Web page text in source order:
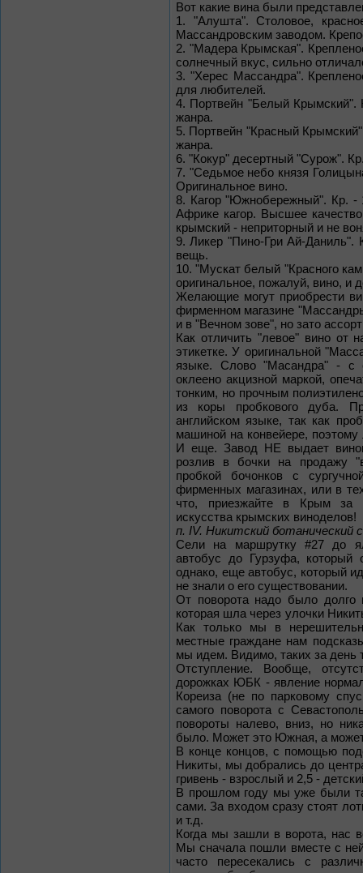
Вот какие вина были
1. "Алушта". Столовое,
Массандровским заводом.
2. "Мадера Крымская".
солнечный вкус, сильно
3. "Херес Массандра".
для любителей.
4. Портвейн "Белый Крымский".
жанра.
5. Портвейн "Красный
жанра.
6. "Кокур" десертный "Сурож".
7. "Седьмое небо князя
Оригинальное вино.
8. Кагор "Южнобережный". Кр. -
Африке кагор. Высшее
крымский - неприторный и не
9. Ликер "Пино-Гри Ай-Даниль".
вещь.
10. "Мускат белый "Красного
оригинальное, пожалуй, вино, и
Желающие могут приобрести
фирменном магазине
и в "Вечном зове", но зато
Как отличить "левое" вино от
этикетке. У оригинальной
языке. Слово "Масандра" - с
оклеено акцизной маркой,
тонким, но прочным
из коры пробкового дуба.
английском языке, так как
машиной на конвейере,
И еще. Завод НЕ выдает
розлив в бочки на продажу
пробкой бочонков с
фирменных магазинах, или в
что, приезжайте в Крым за
искусства крымских виноделов!
п. IV. Никитский ботанический
Сели на маршрутку #27 до
автобус до Гурзуфа, который
однако, еще автобус, который
не знали о его существовании.
От поворота надо было долго
которая шла через улочки
Как только мы в
местные граждане нам
мы идем. Видимо, таких за день
Отступление. Вообще,
дорожках ЮБК - явление
Кореиза (не по парковому
самого поворота с
повороты налево, вниз, но
было. Может это Южная, а
В конце концов, с помощью
Никиты, мы добрались до
гривень - взрослый и 2,5 -
В прошлом году мы уже были
сами. За входом сразу стоят
и т.д.
Когда мы зашли в ворота, нас
Мы сначала пошли вместе с
часто пересекались с